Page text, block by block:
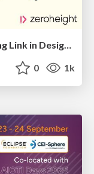
Information Architects: The Missing Link in Design Systems
0 1k